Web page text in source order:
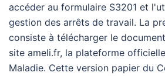
accéder au formulaire S3201 et
gestion des arrêts de travail. La
consiste à télécharger le
site ameli.fr, la plateforme
Maladie. Cette version papier du